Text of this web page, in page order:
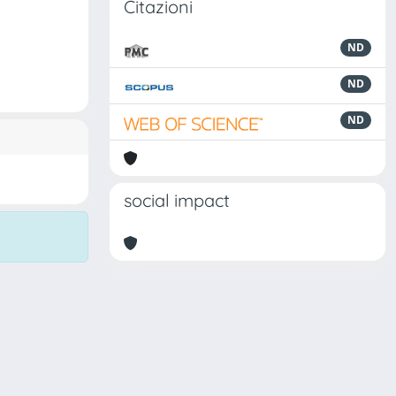
Citazioni
ND
ND
ND
social impact